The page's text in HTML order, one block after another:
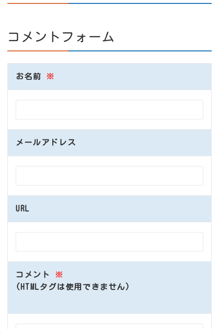
コメントフォーム
お名前 ※
メールアドレス
URL
コメント
※
(HTMLタグは使用できません)